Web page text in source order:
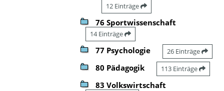
12 Einträge
76 Sportwissenschaft
14 Einträge
77 Psychologie 26 Einträge
80 Pädagogik 113 Einträge
83 Volkswirtschaft